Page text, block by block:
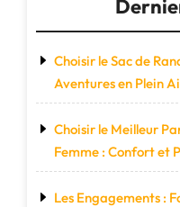
Choisir le Sac de
Aventures en Plein
Choisir le Meilleur
Femme : Confort et
Les Engagements :